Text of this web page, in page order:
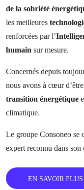
de la sobriété
les meilleures
renforcées par l’
humain sur mesure.
Concernés depuis
nous avons à cœur d’être
transition énergétique
climatique.
Le groupe Consoneo se
expert reconnu dans son
EN SAVOIR PLUS